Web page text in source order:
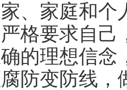
、家庭和
格要求自己
的理想信念
防变防线，